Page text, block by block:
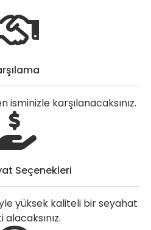
isminizle karşılanacaksınız.
Seçenekleri
yüksek kaliteli bir seyahat
alacaksınız.